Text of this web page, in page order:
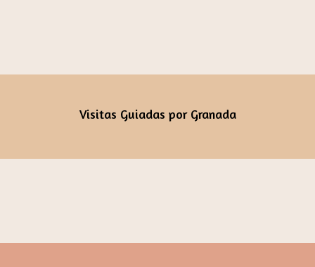
Visitas Guiadas por Granada